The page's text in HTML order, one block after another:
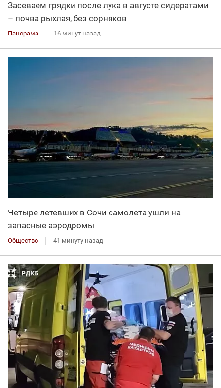
Засеваем грядки после лука в августе сидератами
– почва рыхлая, без сорняков
Панорама 16 минут назад
Четыре летевших в Сочи самолета ушли на
запасные аэродромы
Общество 41 минуту назад